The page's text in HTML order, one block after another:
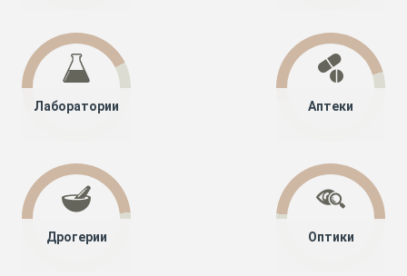
Лаборатории Аптеки
Дрогерии Оптики